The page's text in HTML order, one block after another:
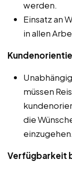
werden.
Einsatz an
in allen
müssen
die
einzugehen.
Verfügbarkeit